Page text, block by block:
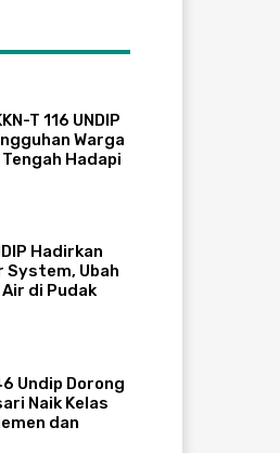
T 116 UNDIP
Warga
Hadapi
Hadirkan
System, Ubah
di Pudak
Undip Dorong
Naik Kelas
dan